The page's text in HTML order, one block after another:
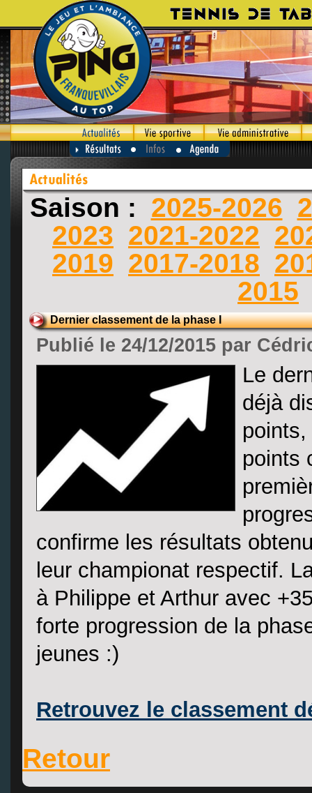
Saison : 2025-2026
2023 2021-2022
2019 2017-2018
2015
Dernier classement de la phase I
Publié le 24/12/2015 par
Le
déjà
points
confirme les résultats
leur championat respectif.
à Philippe et Arthur avec
forte progression de la
jeunes :)
Retrouvez le classement
Retour